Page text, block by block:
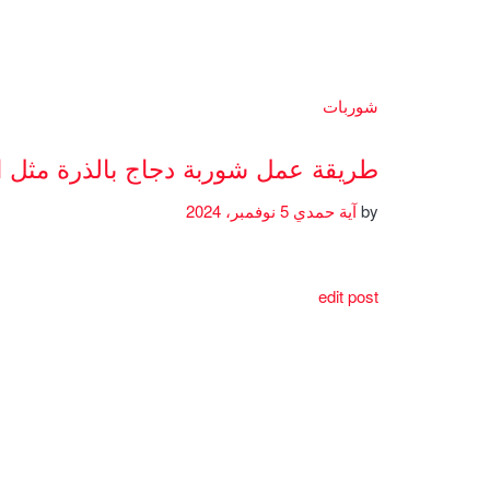
شوربات
طريقة عمل شوربة دجاج بالذرة مثل
byآية حمدي
edit post